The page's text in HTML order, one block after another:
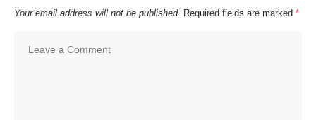
Your email address will not be published. Required fields are marked *